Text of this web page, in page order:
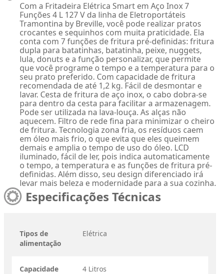
Com a Fritadeira Elétrica Smart em Aço Inox 7
Funções 4 L 127 V da linha de Eletroportáteis
Tramontina by Breville, você pode realizar pratos
crocantes e sequinhos com muita praticidade. Ela
conta com 7 funções de fritura pré-definidas: fritura
dupla para batatinhas, batatinha, peixe, nuggets,
lula, donuts e a função personalizar, que permite
que você programe o tempo e a temperatura para o
seu prato preferido. Com capacidade de fritura
recomendada de até 1,2 kg. Fácil de desmontar e
lavar. Cesta de fritura de aço inox, o cabo dobra-se
para dentro da cesta para facilitar a armazenagem.
Pode ser utilizada na lava-louça. As alças não
aquecem. Filtro de rede fina para minimizar o cheiro
de fritura. Tecnologia zona fria, os resíduos caem
em óleo mais frio, o que evita que eles queimem
demais e amplia o tempo de uso do óleo. LCD
iluminado, fácil de ler, pois indica automaticamente
o tempo, a temperatura e as funções de fritura pré-
definidas. Além disso, seu design diferenciado irá
levar mais beleza e modernidade para a sua cozinha.
Especificações Técnicas
Tipos de
alimentação
Elétrica
Capacidade 4 Litros